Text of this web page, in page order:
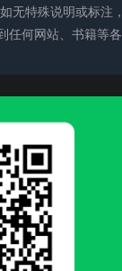
无特殊说明或标注
任何网站、书籍等